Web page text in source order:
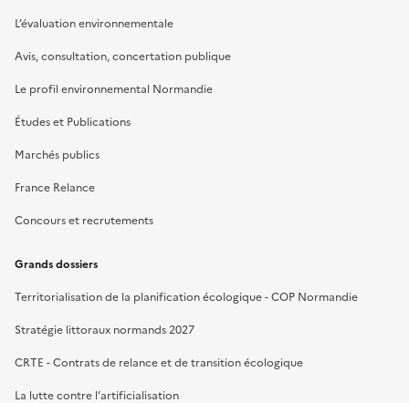
L’évaluation environnementale
Avis, consultation, concertation publique
Le profil environnemental Normandie
Études et Publications
Marchés publics
France Relance
Concours et recrutements
Grands dossiers
Territorialisation de la planification écologique - COP Normandie
Stratégie littoraux normands 2027
CRTE - Contrats de relance et de transition écologique
La lutte contre l’artificialisation